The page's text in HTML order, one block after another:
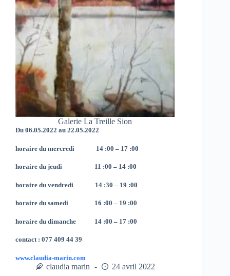
Galerie La Treille Sion
Du 06.05.2022 au 22.05.2022
horaire du mercredi 14 :00 – 17 :00
horaire du jeudi 11 :00 – 14 :00
horaire du vendredi 14 :30 – 19 :00
horaire du samedi 16 :00 – 19 :00
horaire du dimanche 14 :00 – 17 :00
contact : 077 409 44 39
www.claudia-marin.com
claudia marin 24 avril 2022